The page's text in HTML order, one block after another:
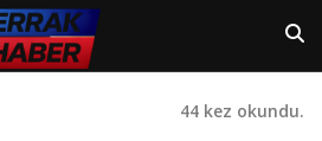
44 kez okundu.